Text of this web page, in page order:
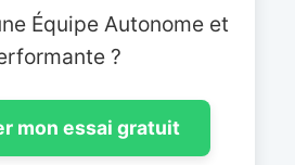
Équipe Autonome et
?
mon essai gratuit